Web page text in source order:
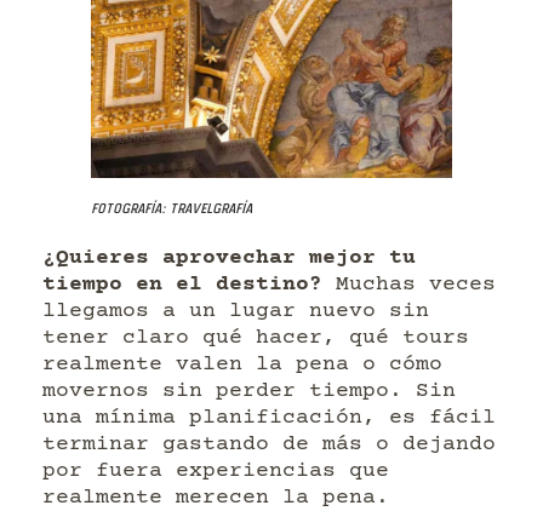
Fotografía: Travelgrafía
¿Quieres aprovechar mejor tu
tiempo en el destino? Muchas veces
llegamos a un lugar nuevo sin
tener claro qué hacer, qué tours
realmente valen la pena o cómo
movernos sin perder tiempo. Sin
una mínima planificación, es fácil
terminar gastando de más o dejando
por fuera experiencias que
realmente merecen la pena.